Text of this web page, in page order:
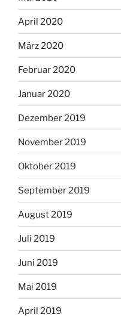
April 2020
März 2020
Februar 2020
Januar 2020
Dezember 2019
November 2019
Oktober 2019
September 2019
August 2019
Juli 2019
Juni 2019
Mai 2019
April 2019